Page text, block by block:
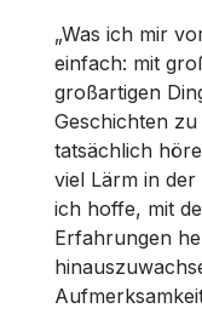
„Was ich mir
einfach: mit
großartigen
Geschichten
tatsächlich
viel Lärm in
ich hoffe, mit
Erfahrungen